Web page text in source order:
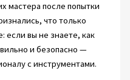
мастера после попытки
что только
если вы не знаете, как
и безопасно —
с инструментами.